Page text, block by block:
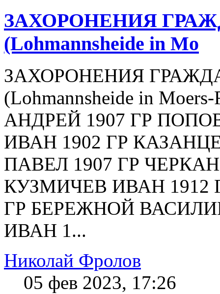
ЗАХОРОНЕНИЯ
(Lohmannsheide in Mo
ЗАХОРОНЕНИЯ
(Lohmannsheide in
АНДРЕЙ 1907 ГР
ИВАН 1902 ГР
ПАВЕЛ 1907 ГР
КУЗМИЧЕВ ИВАН 1912
ГР БЕРЕЖНОЙ
ИВАН 1...
Николай Фролов
05 фев 2023, 17:26